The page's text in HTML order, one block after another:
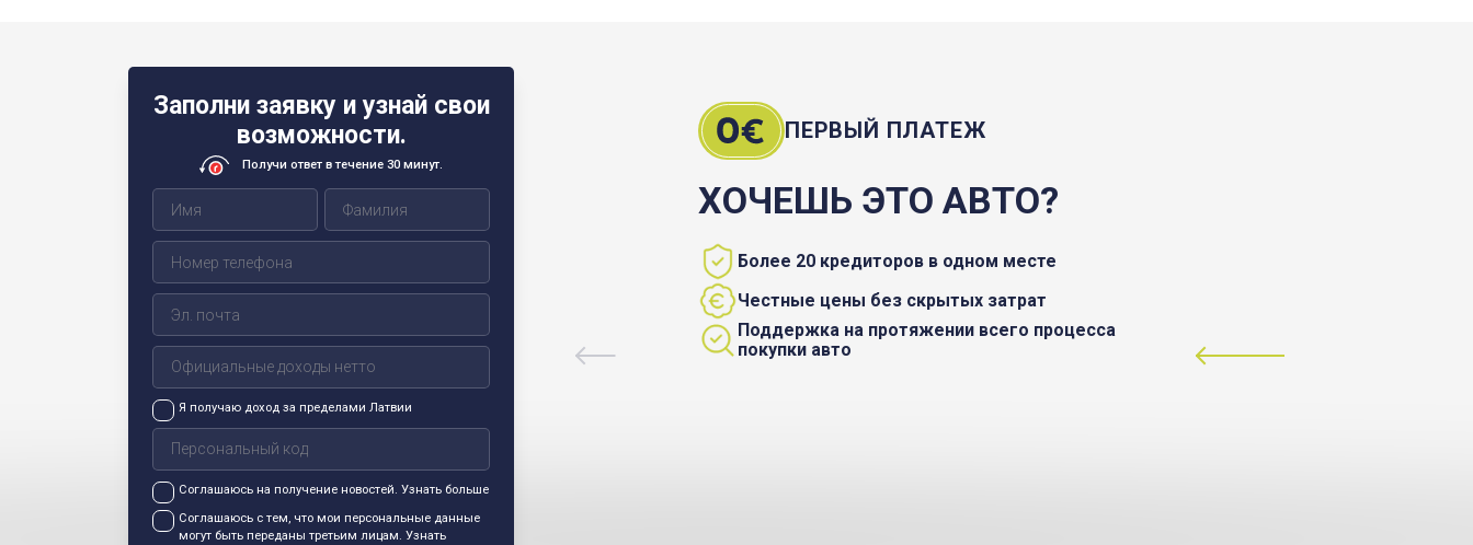
Заполни заявку и узнай свои
возможности.
Получи ответ в течение 30 минут.
Я получаю доход за пределами Латвии
Соглашаюсь на получение новостей.Узнать больше
Соглашаюсь с тем, что мои персональные данные
могут быть переданы третьим лицам.Узнать
ПЕРВЫЙ ПЛАТЕЖ
ХОЧЕШЬ ЭТО АВТО?
Более 20 кредиторов в одном месте
Честные цены без скрытых затрат
Поддержка на протяжении всего процесса
покупки авто